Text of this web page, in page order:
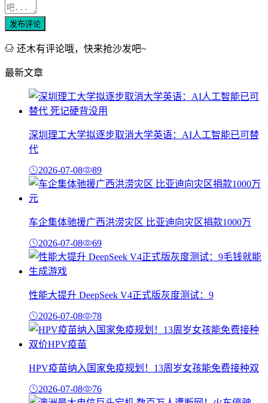
发布评论
还木有评论哦，快来抢沙发吧~
最新文章
深圳理工大学拟逐步取消大学英语：AI人工智能已可替
代
2026-07-08 89
车企集体驰援广西洪涝灾区 比亚迪向灾区捐款1000万
2026-07-08 69
性能大提升 DeepSeek V4正式版灰度测试：9
2026-07-08 78
HPV疫苗纳入国家免疫规划！13周岁女孩能免费接种双
2026-07-08 76